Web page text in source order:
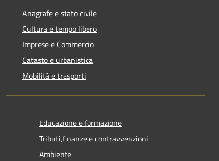
Anagrafe e stato civile
Cultura e tempo libero
Imprese e Commercio
Catasto e urbanistica
Mobilità e trasporti
Educazione e formazione
Tributi,finanze e contravvenzioni
Ambiente